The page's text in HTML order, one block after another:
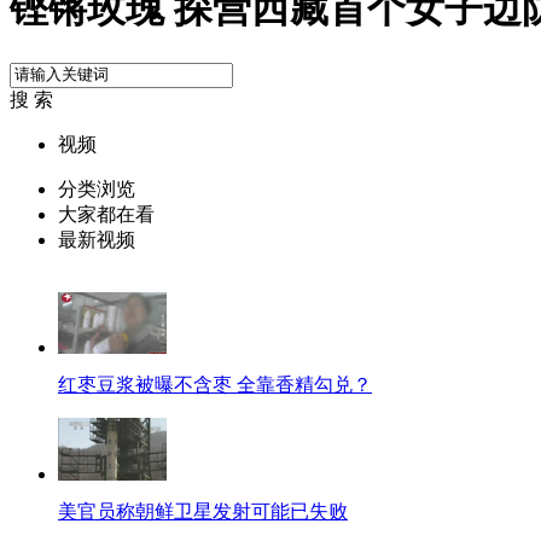
铿锵玫瑰 探营西藏首个女子边
搜 索
视频
分类浏览
大家都在看
最新视频
红枣豆浆被曝不含枣 全靠香精勾兑？
美官员称朝鲜卫星发射可能已失败